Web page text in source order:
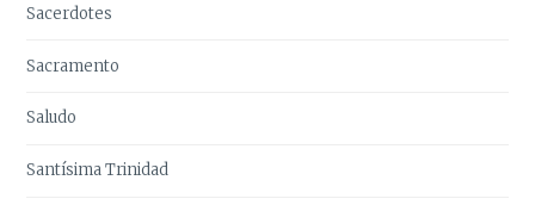
Sacerdotes
Sacramento
Saludo
Santísima Trinidad